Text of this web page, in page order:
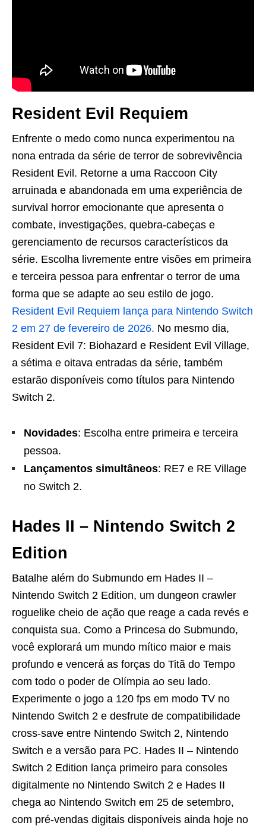
Resident Evil Requiem
Enfrente o medo como nunca experimentou na
nona entrada da série de terror de sobrevivência
Resident Evil. Retorne a uma Raccoon City
arruinada e abandonada em uma experiência de
survival horror emocionante que apresenta o
combate, investigações, quebra-cabeças e
gerenciamento de recursos característicos da
série. Escolha livremente entre visões em primeira
e terceira pessoa para enfrentar o terror de uma
forma que se adapte ao seu estilo de jogo.
Resident Evil Requiem lança para Nintendo Switch
2 em 27 de fevereiro de 2026. No mesmo dia,
Resident Evil 7: Biohazard e Resident Evil Village,
a sétima e oitava entradas da série, também
estarão disponíveis como títulos para Nintendo
Switch 2.
Novidades: Escolha entre primeira e terceira
pessoa.
Lançamentos simultâneos: RE7 e RE Village
no Switch 2.
Hades II – Nintendo Switch 2
Edition
Batalhe além do Submundo em Hades II –
Nintendo Switch 2 Edition, um dungeon crawler
roguelike cheio de ação que reage a cada revés e
conquista sua. Como a Princesa do Submundo,
você explorará um mundo mítico maior e mais
profundo e vencerá as forças do Titã do Tempo
com todo o poder de Olímpia ao seu lado.
Experimente o jogo a 120 fps em modo TV no
Nintendo Switch 2 e desfrute de compatibilidade
cross-save entre Nintendo Switch 2, Nintendo
Switch e a versão para PC. Hades II – Nintendo
Switch 2 Edition lança primeiro para consoles
digitalmente no Nintendo Switch 2 e Hades II
chega ao Nintendo Switch em 25 de setembro,
com pré-vendas digitais disponíveis ainda hoje no